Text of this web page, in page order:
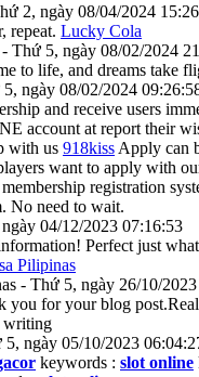
2, ngày 08/04/2024
repeat. Lucky Cola
5, ngày 08/02/2024
to life, and dreams take
ngày 08/02/2024
and receive users
account at report their
with us 918kiss Apply can
want to apply with
registration
No need to wait.
04/12/2023 07:16:53
Perfect just
Pilipinas
- Thứ 5, ngày 26/10/
you for your blog
writing
5, ngày 05/10/2023
keywords : slot online